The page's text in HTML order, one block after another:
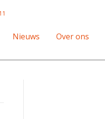
Nieuws Over ons